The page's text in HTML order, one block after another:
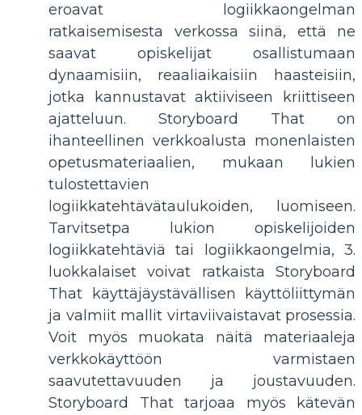
eroavat logiikkaongelman
ratkaisemisesta verkossa siinä, että ne
saavat opiskelijat osallistumaan
dynaamisiin, reaaliaikaisiin haasteisiin,
jotka kannustavat aktiiviseen kriittiseen
ajatteluun. Storyboard That on
ihanteellinen verkkoalusta monenlaisten
opetusmateriaalien, mukaan lukien
tulostettavien
logiikkatehtävätaulukoiden, luomiseen.
Tarvitsetpa lukion opiskelijoiden
logiikkatehtäviä tai logiikkaongelmia, 3.
luokkalaiset voivat ratkaista Storyboard
That käyttäjäystävällisen käyttöliittymän
ja valmiit mallit virtaviivaistavat prosessia.
Voit myös muokata näitä materiaaleja
verkkokäyttöön varmistaen
saavutettavuuden ja joustavuuden.
Storyboard That tarjoaa myös kätevän